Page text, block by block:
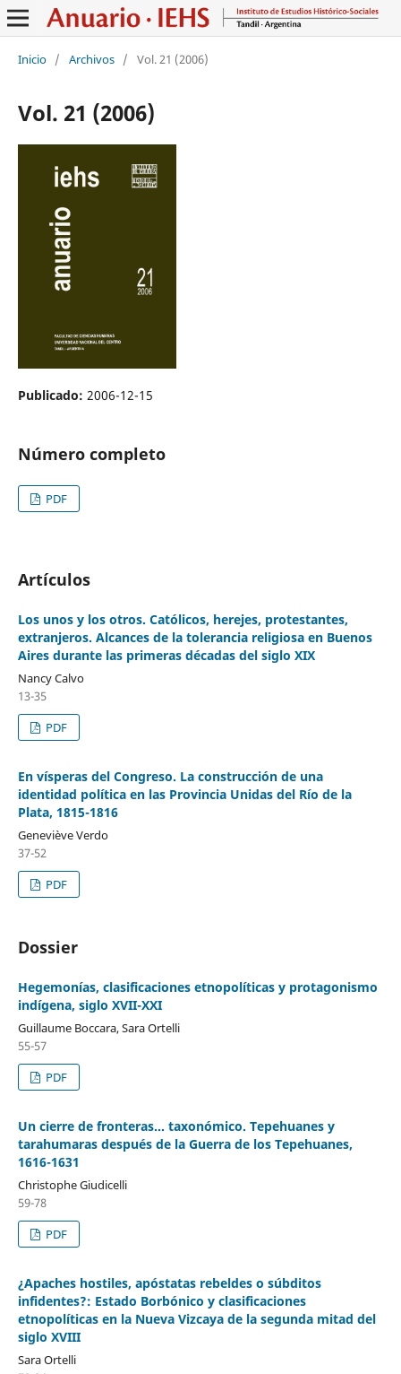
Inicio / Archivos / Vol. 21 (2006)
Vol. 21 (2006)
Publicado: 2006-12-15
Número completo
PDF
Artículos
Los unos y los otros. Católicos, herejes, protestantes,
extranjeros. Alcances de la tolerancia religiosa en Buenos
Aires durante las primeras décadas del siglo XIX
Nancy Calvo
13-35
PDF
En vísperas del Congreso. La construcción de una
identidad política en las Provincia Unidas del Río de la
Plata, 1815-1816
Geneviève Verdo
37-52
PDF
Dossier
Hegemonías, clasificaciones etnopolíticas y protagonismo
indígena, siglo XVII-XXI
Guillaume Boccara, Sara Ortelli
55-57
PDF
Un cierre de fronteras… taxonómico. Tepehuanes y
tarahumaras después de la Guerra de los Tepehuanes,
1616-1631
Christophe Giudicelli
59-78
PDF
¿Apaches hostiles, apóstatas rebeldes o súbditos
infidentes?: Estado Borbónico y clasificaciones
etnopolíticas en la Nueva Vizcaya de la segunda mitad del
siglo XVIII
Sara Ortelli